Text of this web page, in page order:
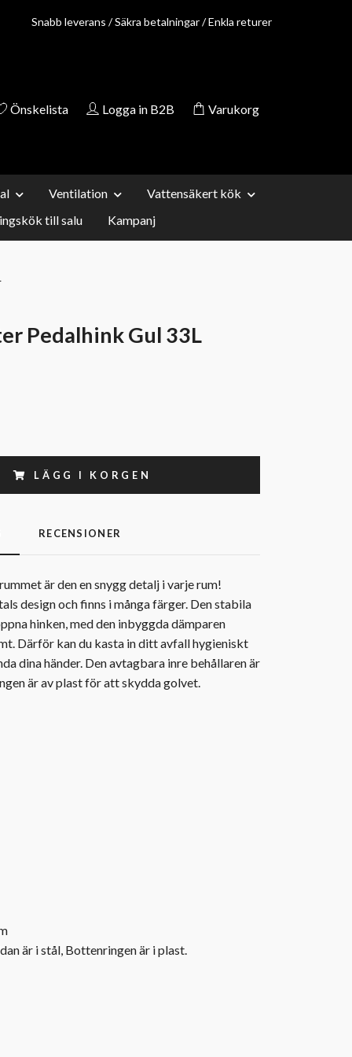
Snabb leverans / Säkra betalningar / Enkla returer
Önskelista Logga in B2B Varukorg
Ventilation
Vattensäkert kök
till salu Kampanj
Pedalhink Gul 33L
LÄGG I KORGEN
RECENSIONER
är den en snygg detalj i varje rum!
design och finns i många färger. Den stabila
hinken, med den inbyggda dämparen
Därför kan du kasta in ditt avfall hygieniskt
dina händer. Den avtagbara inre behållaren är
är av plast för att skydda golvet.
är i stål, Bottenringen är i plast.